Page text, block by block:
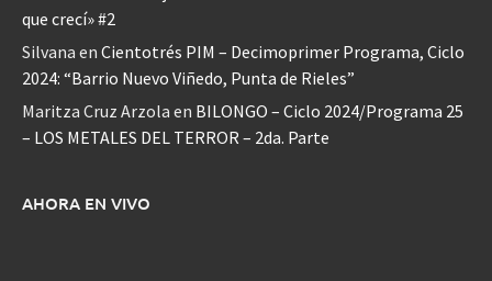
que crecí» #2
Silvana en Cientotrés PIM – Decimoprimer Programa, Ciclo
2024: “Barrio Nuevo Viñedo, Punta de Rieles”
Maritza Cruz Arzola en BILONGO – Ciclo 2024/Programa 25
– LOS METALES DEL TERROR – 2da. Parte
AHORA EN VIVO